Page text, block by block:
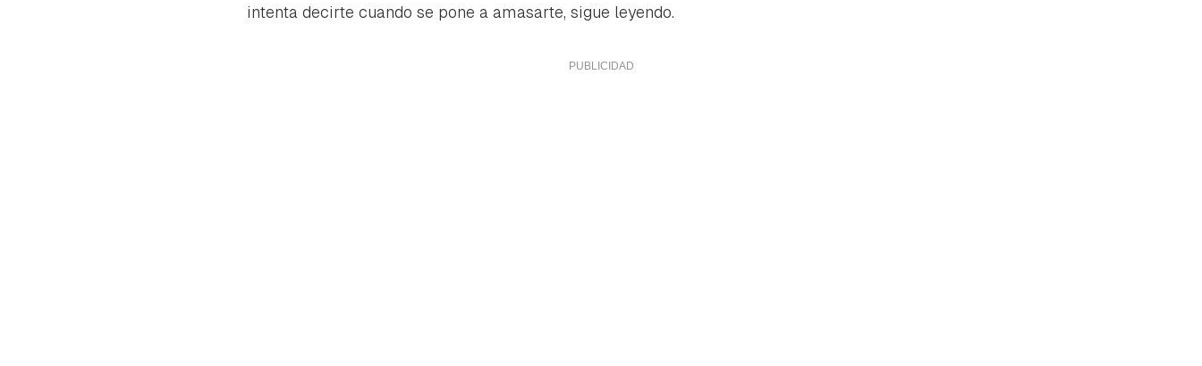
intenta decirte cuando se pone a amasarte, sigue leyendo.